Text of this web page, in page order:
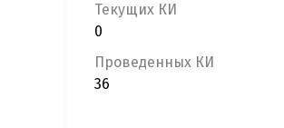
Текущих КИ
0
Проведенных КИ
36